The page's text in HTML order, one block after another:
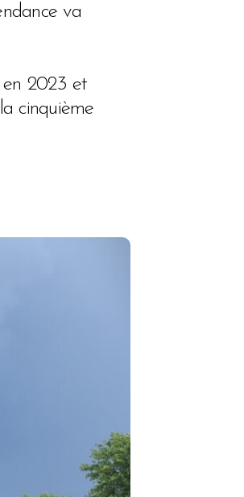
va
en 2023 et
cinquième